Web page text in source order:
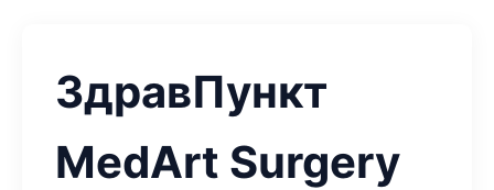
ЗдравПункт
MedArt Surgery